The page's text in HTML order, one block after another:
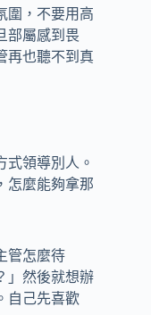
圍，不要用高
部屬感到畏
再也聽不到真
式領導別人。
怎麼能夠拿那
管怎麼待
」然後就想辦
自己先喜歡